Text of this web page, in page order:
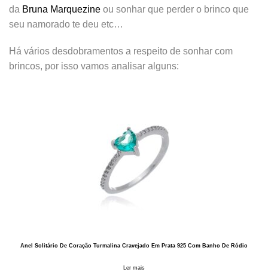
da Bruna Marquezine ou sonhar que perder o brinco que
seu namorado te deu etc…
Há vários desdobramentos a respeito de sonhar com
brincos, por isso vamos analisar alguns:
Anel Solitário De Coração Turmalina Cravejado Em Prata 925 Com Banho De Ródio
Ler mais